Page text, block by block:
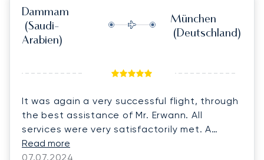
carefully planned. The success was due to
you, who spearheaded your team, and our
good 2-way communication worked well,
which added to its positive outcome. Let me
well, who one way or another patiently
stepped at the LBG Airport until they
departed. He deserves a salute as well.
Likewise, the entire flight was safely
executed with superb in-flight services as
Dammam
(Saudi-
Arabien)
München
(Deutschland)
It was again a very successful flight, through
the best assistance of Mr. Erwann. All
services were very satisfactorily met. A
salute to Erwann and his entire team !
Read more
07.07.2024